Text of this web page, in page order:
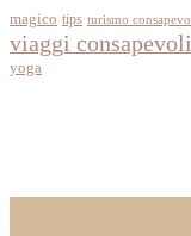
magico tips turismo
viaggi consapevoli
yoga